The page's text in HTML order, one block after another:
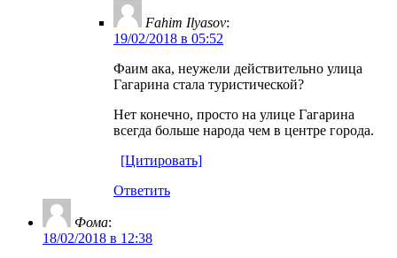
Fahim Ilyasov:
19/02/2018 в 05:52
Фаим ака, неужели действительно улица
Гагарина стала туристической?
Нет конечно, просто на улице Гагарина
всегда больше народа чем в центре города.
[Цитировать]
Ответить
Фома:
18/02/2018 в 12:38